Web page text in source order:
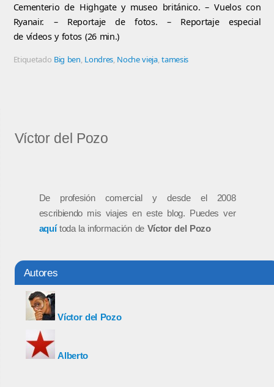
Cementerio de Highgate y museo británico. – Vuelos con
Ryanair. – Reportaje de fotos. – Reportaje especial
de vídeos y fotos (26 min.)
Etiquetado Big ben, Londres, Noche vieja,tamesis
Víctor del Pozo
De profesión comercial y desde el 2008
escribiendo mis viajes en este blog. Puedes ver
aquítoda la información de Víctor del Pozo
Autores
Víctor del Pozo
Alberto